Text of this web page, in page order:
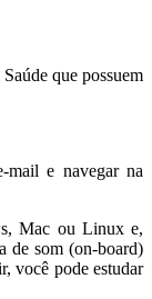
que possuem
mail e navegar na
Mac ou Linux e,
de som (on-board)
você pode estudar